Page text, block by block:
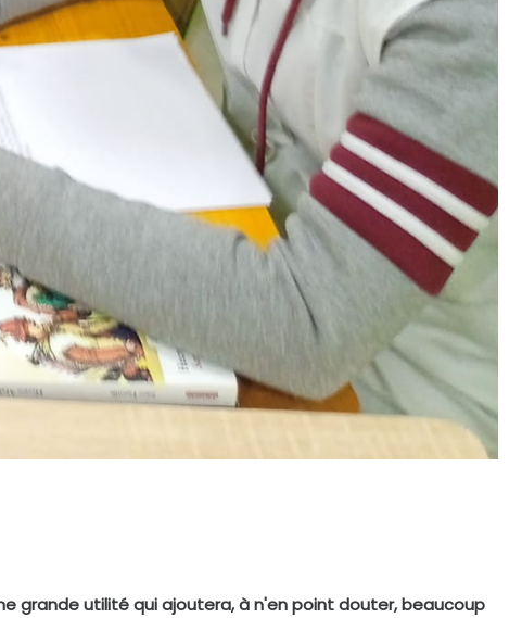
grande utilité qui ajoutera, à n'en point douter, beaucoup